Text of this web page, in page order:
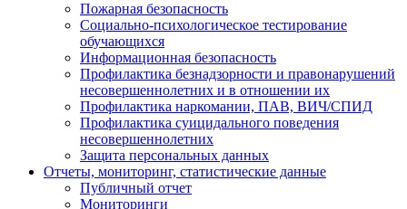
Пожарная безопасность
Социально-психологическое тестирование
обучающихся
Информационная безопасность
Профилактика безнадзорности и правонарушений
несовершеннолетних и в отношении их
Профилактика наркомании, ПАВ, ВИЧ/СПИД
Профилактика суицидального поведения
несовершеннолетних
Защита персональных данных
Отчеты, мониторинг, статистические данные
Публичный отчет
Мониторинги